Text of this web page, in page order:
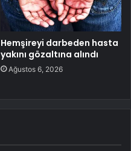
Hemşireyi darbeden hasta
yakını gözaltına alındı
Ağustos 6, 2026